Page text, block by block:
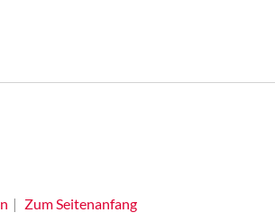
Zum Seitenanfang